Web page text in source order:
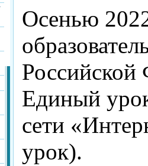
Осенью
Российской
Единый
сети
урок).